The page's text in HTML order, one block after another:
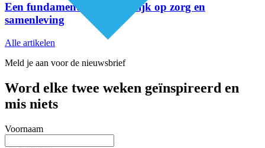
Een fundamenteel nieuwe kijk op zorg en
samenleving
Alle artikelen
Meld je aan voor de nieuwsbrief
Word elke twee weken geïnspireerd en
mis niets
Voornaam